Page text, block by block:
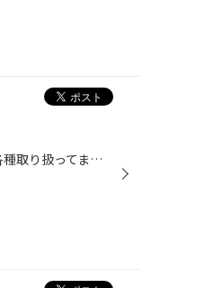
おはようございます。 煽り運転に効果絶大のドライブレコーダーを各種取り扱ってます。 最近よく売れているので、在庫切れになってたらごめんなさい。 どんなドライブレコーダーが良いのか分からないときは、スタッフまで問い合わせください。 お客様にあった商品をご提案します。 あと、LEDバルブ...